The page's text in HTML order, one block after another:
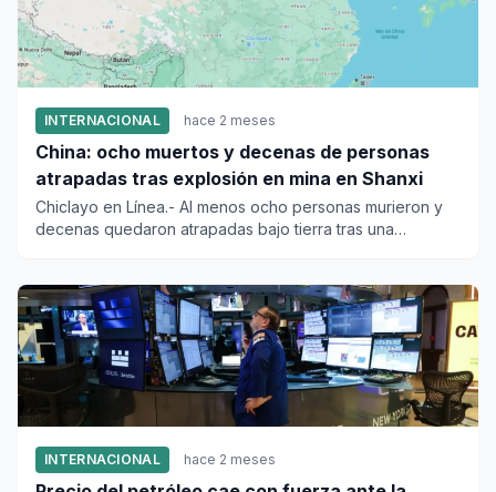
INTERNACIONAL hace 2 meses
China: ocho muertos y decenas de personas
atrapadas tras explosión en mina en Shanxi
Chiclayo en Línea.- Al menos ocho personas murieron y
decenas quedaron atrapadas bajo tierra tras una
INTERNACIONAL hace 2 meses